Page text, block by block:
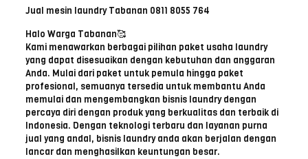
Jual mesin laundry Tabanan 0811 8055 764
Halo Warga Tabanan🥰
Kami menawarkan berbagai pilihan paket usaha laundry
yang dapat disesuaikan dengan kebutuhan dan anggaran
Anda. Mulai dari paket untuk pemula hingga paket
profesional, semuanya tersedia untuk membantu Anda
memulai dan mengembangkan bisnis laundry dengan
percaya diri dengan produk yang berkualitas dan terbaik di
Indonesia. Dengan teknologi terbaru dan layanan purna
jual yang andal, bisnis laundry anda akan berjalan dengan
lancar dan menghasilkan keuntungan besar.